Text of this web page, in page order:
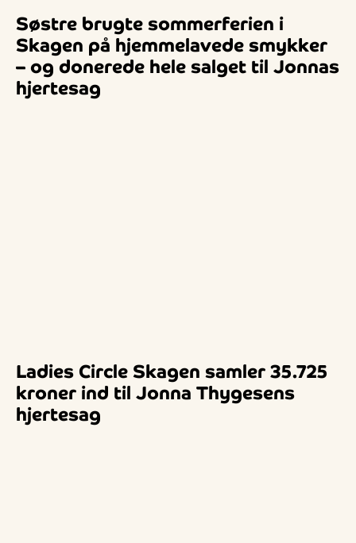
Søstre brugte sommerferien i
Skagen på hjemmelavede smykker
– og donerede hele salget til Jonnas
hjertesag
Ladies Circle Skagen samler 35.725
kroner ind til Jonna Thygesens
hjertesag